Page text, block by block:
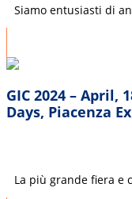
Siamo entusiasti di
GIC 2024 – April,
Days, Piacenza
La più grande fiera e